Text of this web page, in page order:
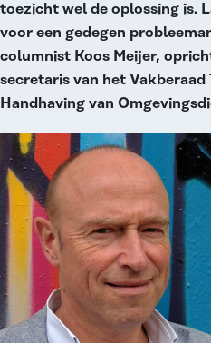
toezicht wel de oplossing is.
voor een gedegen
columnist Koos Meijer,
secretaris van het Vakberaad
Handhaving van